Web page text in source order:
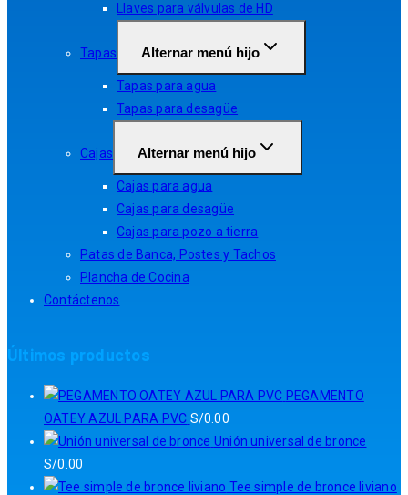
Llaves para válvulas de HD
Tapas Alternar menú hijo
Tapas para agua
Tapas para desagüe
Cajas Alternar menú hijo
Cajas para agua
Cajas para desagüe
Cajas para pozo a tierra
Patas de Banca, Postes y Tachos
Plancha de Cocina
Contáctenos
Últimos productos
PEGAMENTO
OATEY AZUL PARA PVC S/0.00
Unión universal de bronce
S/0.00
Tee simple de bronce liviano